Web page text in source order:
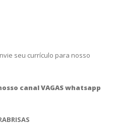
seu currículo para nosso
canal VAGAS whatsapp